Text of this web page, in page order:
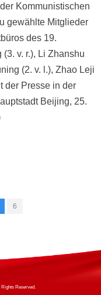
Kommunistischen
gewählte Mitglieder
des 19.
v. r.), Li Zhanshu
(2. v. l.), Zhao Leji
der Presse in der
Beijing, 25.
6
Reserved.